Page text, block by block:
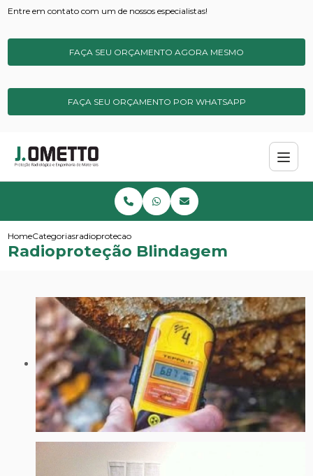
Entre em contato com um de nossos especialistas!
FAÇA SEU ORÇAMENTO AGORA MESMO
FAÇA SEU ORÇAMENTO POR WHATSAPP
HomeCategoriasradioprotecao blindagem
Radioproteção Blindagem